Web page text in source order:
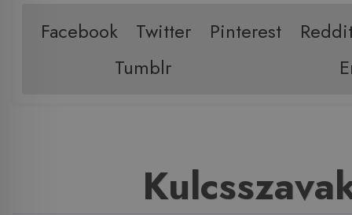
Facebook Twitter Pinterest
Tumblr